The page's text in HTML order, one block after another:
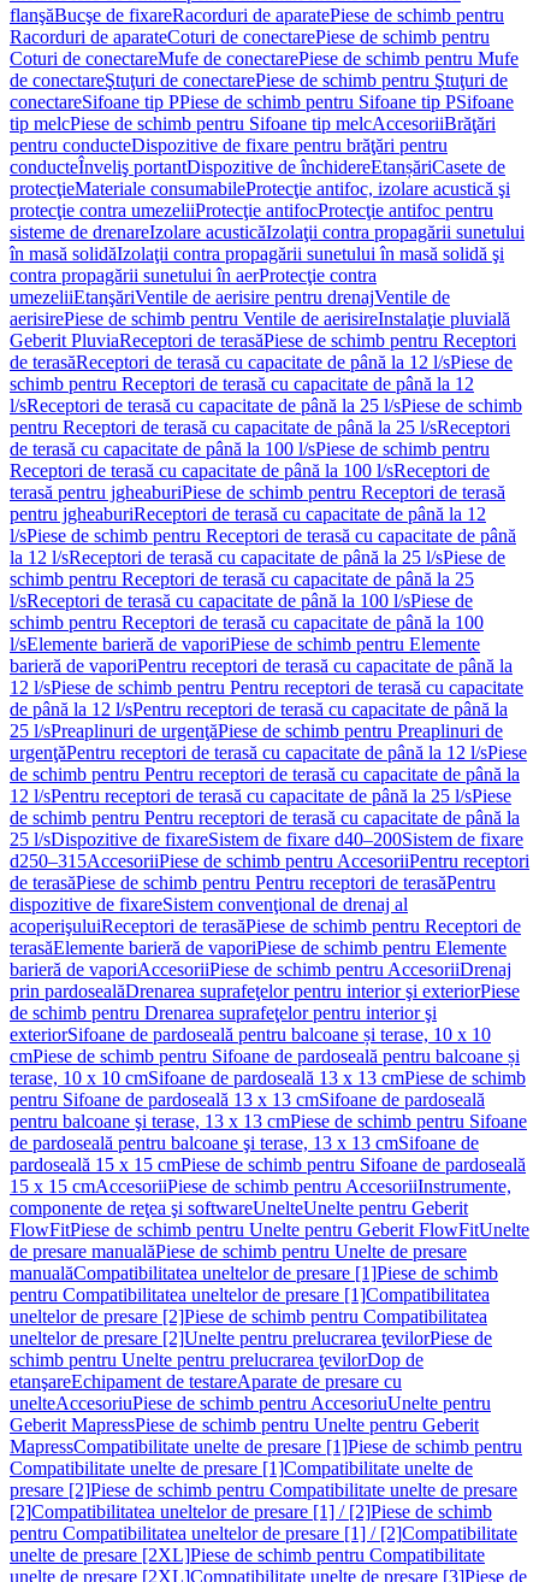
flanşăBucşe de fixareRacorduri de aparatePiese de schimb pentru
Racorduri de aparateCoturi de conectarePiese de schimb pentru
Coturi de conectareMufe de conectarePiese de schimb pentru Mufe
de conectareŞtuţuri de conectarePiese de schimb pentru Ştuţuri de
conectareSifoane tip PPiese de schimb pentru Sifoane tip PSifoane
tip melcPiese de schimb pentru Sifoane tip melcAccesoriiBrăţări
pentru conducteDispozitive de fixare pentru brăţări pentru
conducteÎnveliş portantDispozitive de închidereEtanșăriCasete de
protecţieMateriale consumabileProtecţie antifoc, izolare acustică şi
protecţie contra umezeliiProtecţie antifocProtecţie antifoc pentru
sisteme de drenareIzolare acusticăIzolaţii contra propagării sunetului
în masă solidăIzolaţii contra propagării sunetului în masă solidă şi
contra propagării sunetului în aerProtecţie contra
umezeliiEtanşăriVentile de aerisire pentru drenajVentile de
aerisirePiese de schimb pentru Ventile de aerisireInstalaţie pluvială
Geberit PluviaReceptori de terasăPiese de schimb pentru Receptori
de terasăReceptori de terasă cu capacitate de până la 12 l/sPiese de
schimb pentru Receptori de terasă cu capacitate de până la 12
l/sReceptori de terasă cu capacitate de până la 25 l/sPiese de schimb
pentru Receptori de terasă cu capacitate de până la 25 l/sReceptori
de terasă cu capacitate de până la 100 l/sPiese de schimb pentru
Receptori de terasă cu capacitate de până la 100 l/sReceptori de
terasă pentru jgheaburiPiese de schimb pentru Receptori de terasă
pentru jgheaburiReceptori de terasă cu capacitate de până la 12
l/sPiese de schimb pentru Receptori de terasă cu capacitate de până
la 12 l/sReceptori de terasă cu capacitate de până la 25 l/sPiese de
schimb pentru Receptori de terasă cu capacitate de până la 25
l/sReceptori de terasă cu capacitate de până la 100 l/sPiese de
schimb pentru Receptori de terasă cu capacitate de până la 100
l/sElemente barieră de vaporiPiese de schimb pentru Elemente
barieră de vaporiPentru receptori de terasă cu capacitate de până la
12 l/sPiese de schimb pentru Pentru receptori de terasă cu capacitate
de până la 12 l/sPentru receptori de terasă cu capacitate de până la
25 l/sPreaplinuri de urgenţăPiese de schimb pentru Preaplinuri de
urgenţăPentru receptori de terasă cu capacitate de până la 12 l/sPiese
de schimb pentru Pentru receptori de terasă cu capacitate de până la
12 l/sPentru receptori de terasă cu capacitate de până la 25 l/sPiese
de schimb pentru Pentru receptori de terasă cu capacitate de până la
25 l/sDispozitive de fixareSistem de fixare d40–200Sistem de fixare
d250–315AccesoriiPiese de schimb pentru AccesoriiPentru receptori
de terasăPiese de schimb pentru Pentru receptori de terasăPentru
dispozitive de fixareSistem convenţional de drenaj al
acoperişuluiReceptori de terasăPiese de schimb pentru Receptori de
terasăElemente barieră de vaporiPiese de schimb pentru Elemente
barieră de vaporiAccesoriiPiese de schimb pentru AccesoriiDrenaj
prin pardosealăDrenarea suprafeţelor pentru interior şi exteriorPiese
de schimb pentru Drenarea suprafeţelor pentru interior şi
exteriorSifoane de pardoseală pentru balcoane și terase, 10 x 10
cmPiese de schimb pentru Sifoane de pardoseală pentru balcoane și
terase, 10 x 10 cmSifoane de pardoseală 13 x 13 cmPiese de schimb
pentru Sifoane de pardoseală 13 x 13 cmSifoane de pardoseală
pentru balcoane şi terase, 13 x 13 cmPiese de schimb pentru Sifoane
de pardoseală pentru balcoane şi terase, 13 x 13 cmSifoane de
pardoseală 15 x 15 cmPiese de schimb pentru Sifoane de pardoseală
15 x 15 cmAccesoriiPiese de schimb pentru AccesoriiInstrumente,
componente de reţea şi softwareUnelteUnelte pentru Geberit
FlowFitPiese de schimb pentru Unelte pentru Geberit FlowFitUnelte
de presare manualăPiese de schimb pentru Unelte de presare
manualăCompatibilitatea uneltelor de presare [1]Piese de schimb
pentru Compatibilitatea uneltelor de presare [1]Compatibilitatea
uneltelor de presare [2]Piese de schimb pentru Compatibilitatea
uneltelor de presare [2]Unelte pentru prelucrarea ţevilorPiese de
schimb pentru Unelte pentru prelucrarea ţevilorDop de
etanşareEchipament de testareAparate de presare cu
unelteAccesoriuPiese de schimb pentru AccesoriuUnelte pentru
Geberit MapressPiese de schimb pentru Unelte pentru Geberit
MapressCompatibilitate unelte de presare [1]Piese de schimb pentru
Compatibilitate unelte de presare [1]Compatibilitate unelte de
presare [2]Piese de schimb pentru Compatibilitate unelte de presare
[2]Compatibilitatea uneltelor de presare [1] / [2]Piese de schimb
pentru Compatibilitatea uneltelor de presare [1] / [2]Compatibilitate
unelte de presare [2XL]Piese de schimb pentru Compatibilitate
unelte de presare [2XL]Compatibilitate unelte de presare [3]Piese de